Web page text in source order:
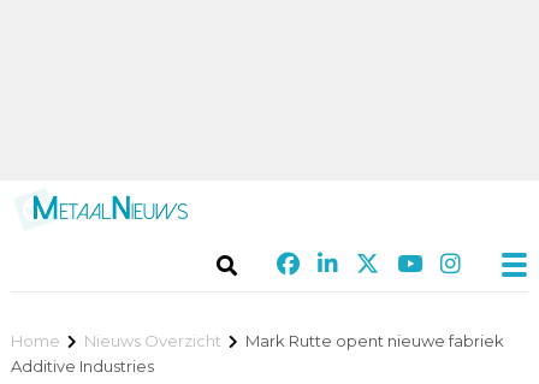
Home Nieuws Overzicht
Mark Rutte opent nieuwe fabriek
Additive Industries